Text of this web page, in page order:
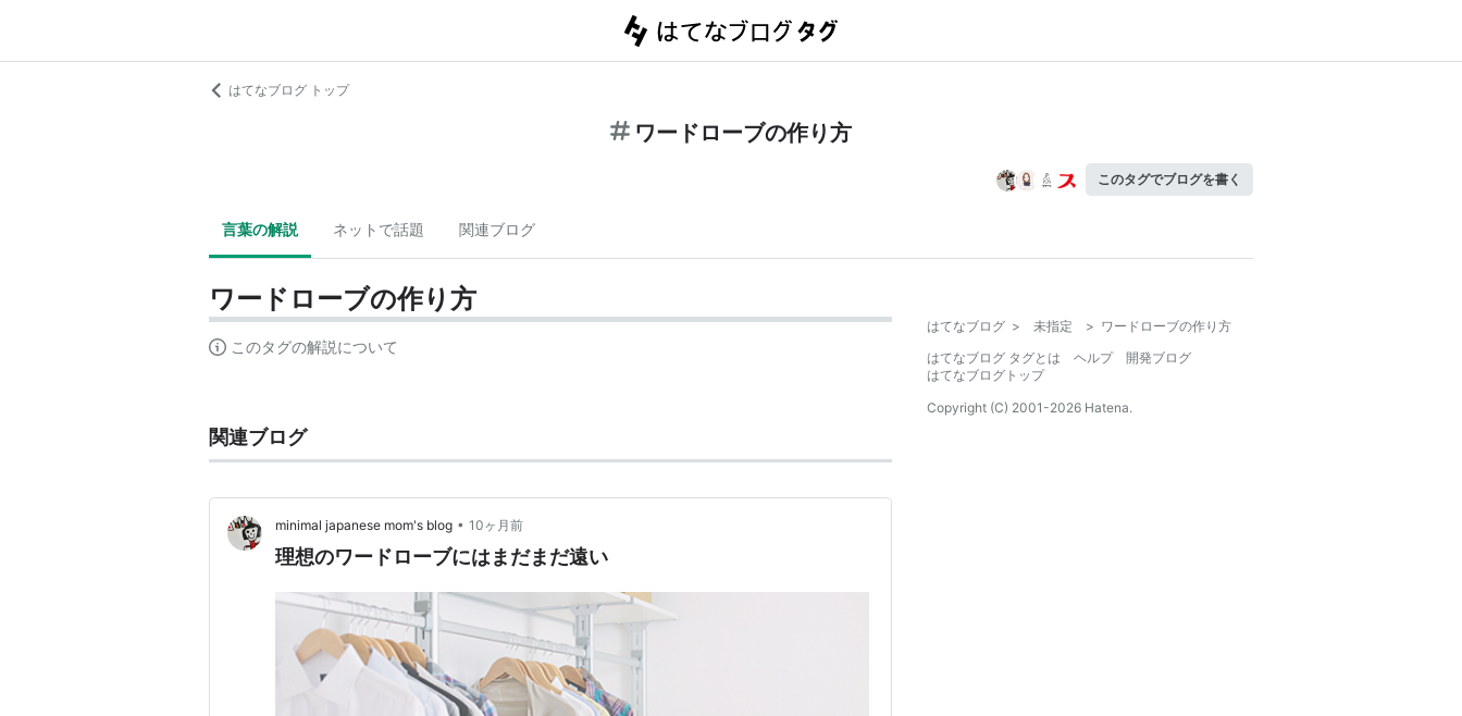
はてなブログ トップ
ワードローブの作り方
このタグでブログを書く
言葉の解説 ネットで話題 関連ブログ
ワードローブの作り方
このタグの解説について
関連ブログ
minimal japanese mom's blog • 10ヶ月前
理想のワードローブにはまだまだ遠い
はてなブログ > 未指定 > ワードローブの作り方
はてなブログ タグとは
ヘルプ
開発ブログ
はてなブログトップ
Copyright (C) 2001-2026 Hatena.